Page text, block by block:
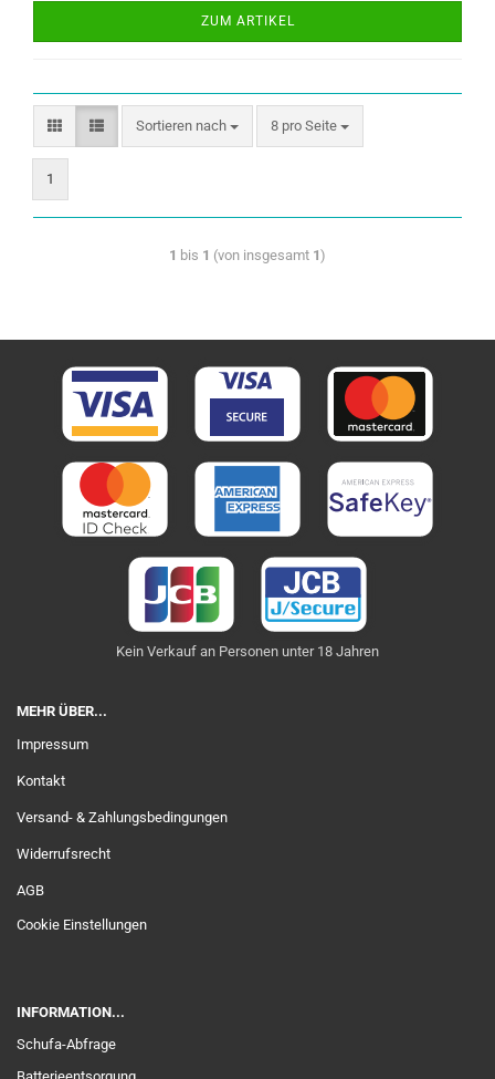
ZUM ARTIKEL
Sortieren nach 8 pro Seite
1
1 bis 1 (von insgesamt 1)
Kein Verkauf an Personen unter 18 Jahren
MEHR ÜBER...
Impressum
Kontakt
Versand- & Zahlungsbedingungen
Widerrufsrecht
AGB
Cookie Einstellungen
INFORMATION...
Schufa-Abfrage